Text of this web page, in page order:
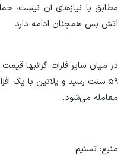
مطابق با نیاز‌های آن نیست،
آتش بس همچنان ادامه دارد.
معامله می‌شود.
منبع: تسنیم